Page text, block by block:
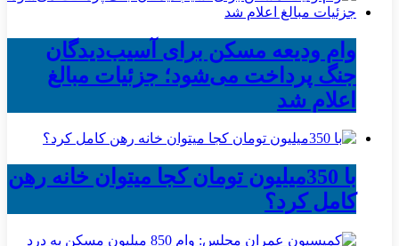
وام ودیعه مسکن برای آسیب‌دیدگان
جنگ پرداخت می‌شود؛ جزئیات مبالغ
اعلام شد
با 350میلیون تومان کجا میتوان خانه رهن
کامل کرد؟